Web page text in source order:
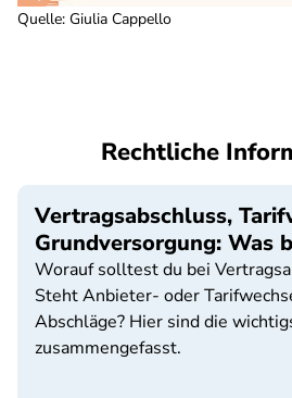
Quelle: Giulia Cappello
Rechtliche
Vertragsabschluss,
Grundversorgung: Was
Worauf solltest du bei
Steht Anbieter- oder
Abschläge? Hier sind die
zusammengefasst.